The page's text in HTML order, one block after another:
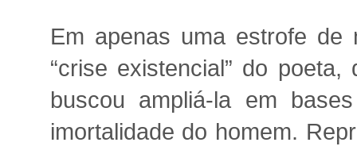
Em apenas uma estrofe de
“crise existencial” do
buscou ampliá-la em
imortalidade do homem.